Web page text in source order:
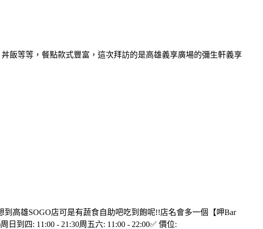
飯等等，餐點款式豐富，這次拜訪的是高雄義享廣場的彌生軒義享
高雄SOGO店可是有蔬食自助吧吃到飽呢!!店名會多一個【呷Bar
到四: 11:00 - 21:30周五六: 11:00 - 22:00✅ 價位: